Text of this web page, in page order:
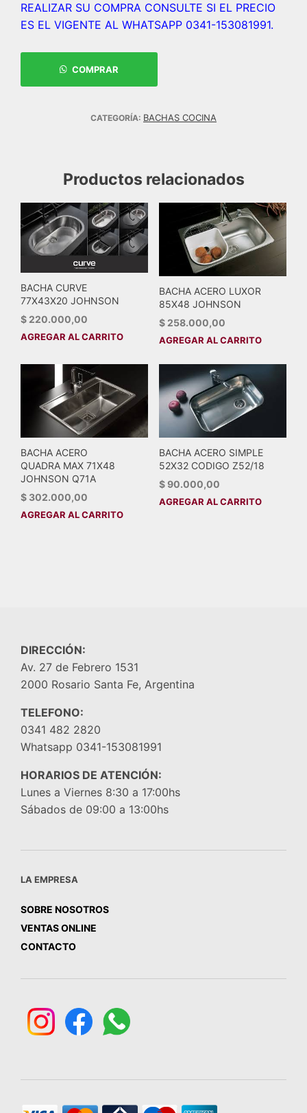
REALIZAR SU COMPRA CONSULTE SI EL PRECIO
ES EL VIGENTE AL WHATSAPP 0341-153081991.
COMPRAR
CATEGORÍA: BACHAS COCINA
Productos relacionados
BACHA CURVE
77X43X20 JOHNSON
$ 220.000,00
AGREGAR AL CARRITO
BACHA ACERO LUXOR
85X48 JOHNSON
$258.000,00
AGREGAR AL CARRITO
BACHA ACERO
QUADRA MAX 71X48
JOHNSON Q71A
$ 302.000,00
AGREGAR AL CARRITO
BACHA ACERO SIMPLE
52X32 CODIGO Z52/18
$90.000,00
AGREGAR AL CARRITO
DIRECCIÓN:
Av. 27 de Febrero 1531
2000 Rosario Santa Fe, Argentina
TELEFONO:
0341 482 2820
Whatsapp 0341-153081991
HORARIOS DE ATENCIÓN:
Lunes a Viernes 8:30 a 17:00hs
Sábados de 09:00 a 13:00hs
LA EMPRESA
SOBRE NOSOTROS
VENTAS ONLINE
CONTACTO